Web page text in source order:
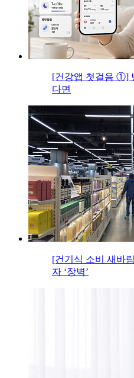
[건강앱 첫걸음 ①]
다면
[건기식 소비 새바
자 ‘장벽’